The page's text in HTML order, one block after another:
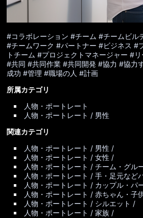
#コラボレーション #チーム #チームビル
#チームワーク #パートナー #ビジネス #
トチーム #プロジェクトマネージャー #リ
#共同 #共同作業 #共同開発 #協力 #協力
成功 #管理 #職場の人 #計画
所属カテゴリ
人物・ポートレート
人物・ポートレート / 男性
関連カテゴリ
人物・ポートレート / 男性 /
人物・ポートレート / 女性 /
人物・ポートレート / チーム・グル
人物・ポートレート / 手・足元など
人物・ポートレート / カップル・パ
人物・ポートレート / 赤ちゃん・子
人物・ポートレート / シルエット /
人物・ポートレート / 家族 /